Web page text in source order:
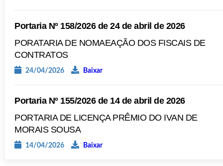
Portaria Nº 158/2026 de 24 de abril de 2026
PORATARIA DE NOMAEAÇÃO DOS FISCAIS DE
CONTRATOS
24/04/2026 Baixar
Portaria Nº 155/2026 de 14 de abril de 2026
PORTARIA DE LICENÇA PRÊMIO DO IVAN DE
MORAIS SOUSA
14/04/2026 Baixar